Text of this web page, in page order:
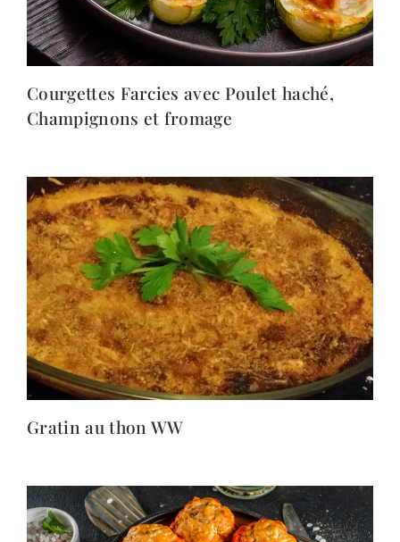
Courgettes Farcies avec Poulet haché,
Champignons et fromage
Gratin au thon WW